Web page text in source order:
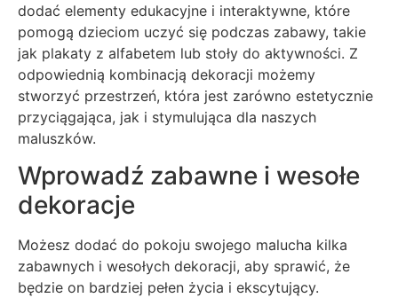
dodać elementy edukacyjne i interaktywne, które
pomogą dzieciom uczyć się podczas zabawy, takie
jak plakaty z alfabetem lub stoły do aktywności. Z
odpowiednią kombinacją dekoracji możemy
stworzyć przestrzeń, która jest zarówno estetycznie
przyciągająca, jak i stymulująca dla naszych
maluszków.
Wprowadź zabawne i wesołe
dekoracje
Możesz dodać do pokoju swojego malucha kilka
zabawnych i wesołych dekoracji, aby sprawić, że
będzie on bardziej pełen życia i ekscytujący.